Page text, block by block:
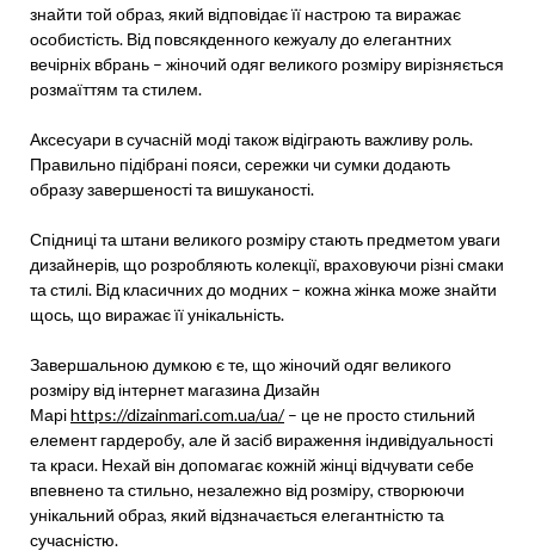
знайти той образ, який відповідає її настрою та виражає
особистість. Від повсякденного кежуалу до елегантних
вечірніх вбрань – жіночий одяг великого розміру вирізняється
розмаїттям та стилем.
Аксесуари в сучасній моді також відіграють важливу роль.
Правильно підібрані пояси, сережки чи сумки додають
образу завершеності та вишуканості.
Спідниці та штани великого розміру стають предметом уваги
дизайнерів, що розробляють колекції, враховуючи різні смаки
та стилі. Від класичних до модних – кожна жінка може знайти
щось, що виражає її унікальність.
Завершальною думкою є те, що жіночий одяг великого
розміру від інтернет магазина Дизайн
Маріhttps://dizainmari.com.ua/ua/– це не просто стильний
елемент гардеробу, але й засіб вираження індивідуальності
та краси. Нехай він допомагає кожній жінці відчувати себе
впевнено та стильно, незалежно від розміру, створюючи
унікальний образ, який відзначається елегантністю та
сучасністю.